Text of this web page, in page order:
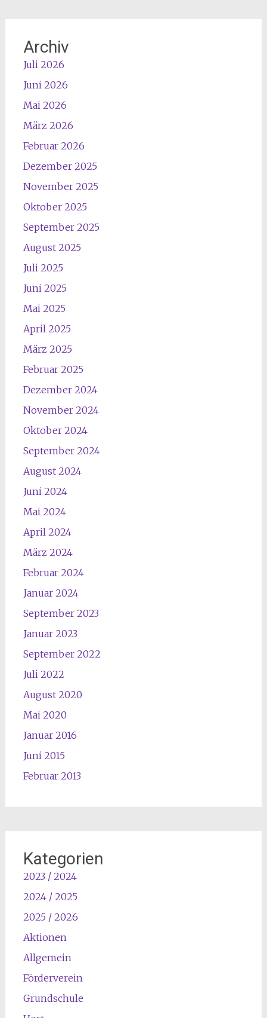
Archiv
Juli 2026
Juni 2026
Mai 2026
März 2026
Februar 2026
Dezember 2025
November 2025
Oktober 2025
September 2025
August 2025
Juli 2025
Juni 2025
Mai 2025
April 2025
März 2025
Februar 2025
Dezember 2024
November 2024
Oktober 2024
September 2024
August 2024
Juni 2024
Mai 2024
April 2024
März 2024
Februar 2024
Januar 2024
September 2023
Januar 2023
September 2022
Juli 2022
August 2020
Mai 2020
Januar 2016
Juni 2015
Februar 2013
Kategorien
2023 / 2024
2024 / 2025
2025 / 2026
Aktionen
Allgemein
Förderverein
Grundschule